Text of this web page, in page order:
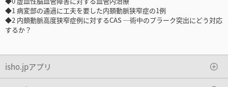
◆1 病変部の通過に工夫を要した内頚動脈狭窄症の1例
◆2 内頚動脈高度狭窄症例に対するCAS ─術中のプラーク突出にどう対応
するか？
isho.jpアプリ